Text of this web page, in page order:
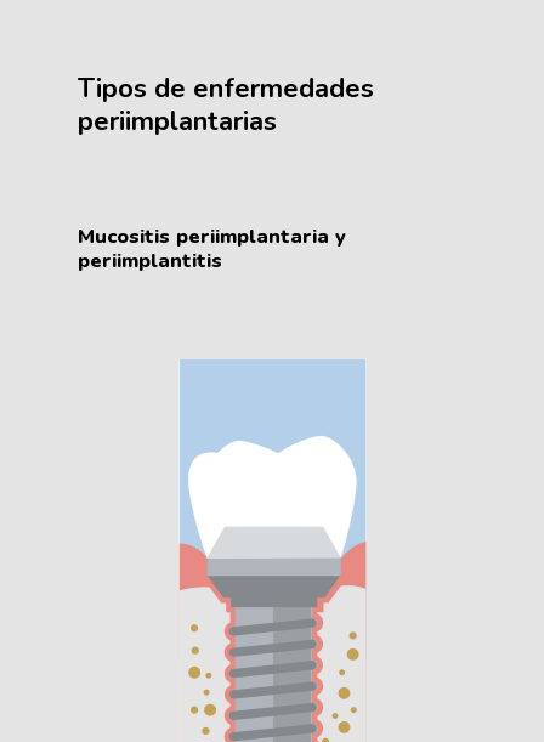
Tipos de enfermedades
periimplantarias
Mucositis periimplantaria y
periimplantitis